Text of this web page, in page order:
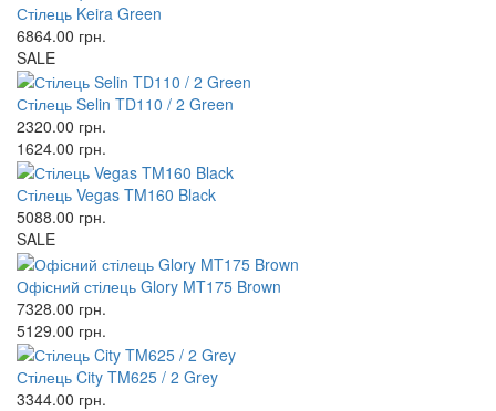
Стілець Keira Green
6864.00 грн.
SALE
Стілець Selin TD110 / 2 Green
2320.00 грн.
1624.00 грн.
Стілець Vegas TM160 Black
5088.00 грн.
SALE
Офісний стілець Glory MT175 Brown
7328.00 грн.
5129.00 грн.
Стілець City TM625 / 2 Grey
3344.00 грн.